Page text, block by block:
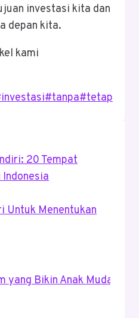
investasi kita dan
depan kita.
kami
investasi#tanpa#tetap
20 Tempat
Untuk Menentukan